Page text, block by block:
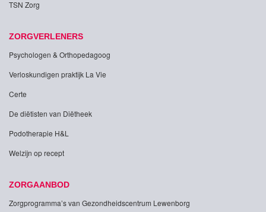
TSN Zorg
ZORGVERLENERS
Psychologen & Orthopedagoog
Verloskundigen praktijk La Vie
Certe
De diëtisten van Diëtheek
Podotherapie H&L
Welzijn op recept
ZORGAANBOD
Zorgprogramma’s van Gezondheidscentrum Lewenborg